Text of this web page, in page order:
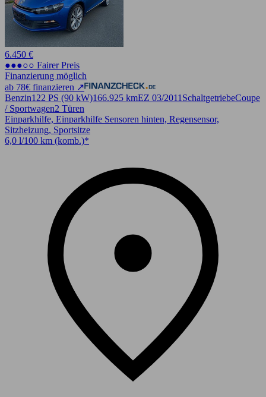
6.450 €
●●●○○ Fairer Preis
Finanzierung möglich
ab 78€ finanzieren ↗
Benzin122 PS (90 kW)166.925 kmEZ 03/2011 SchaltgetriebeCoupe
/ Sportwagen2 Türen
Einparkhilfe, Einparkhilfe Sensoren hinten, Regensensor,
Sitzheizung, Sportsitze
6,0 l/100 km (komb.)*